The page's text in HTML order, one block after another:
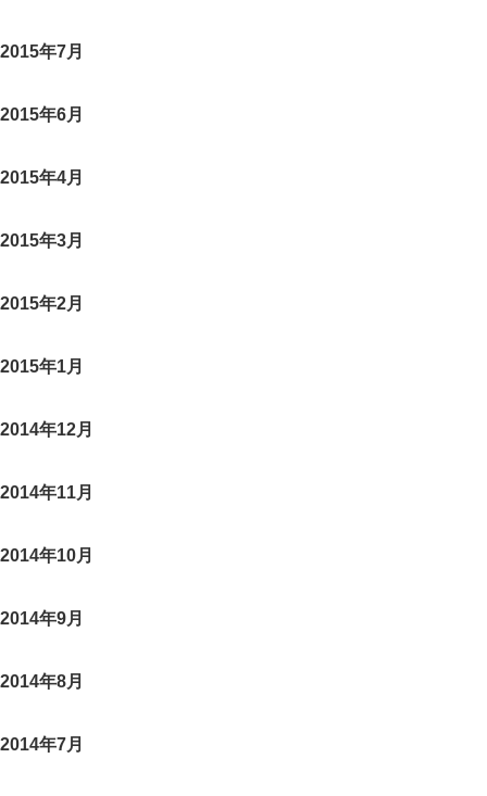
2015年7月
2015年6月
2015年4月
2015年3月
2015年2月
2015年1月
2014年12月
2014年11月
2014年10月
2014年9月
2014年8月
2014年7月